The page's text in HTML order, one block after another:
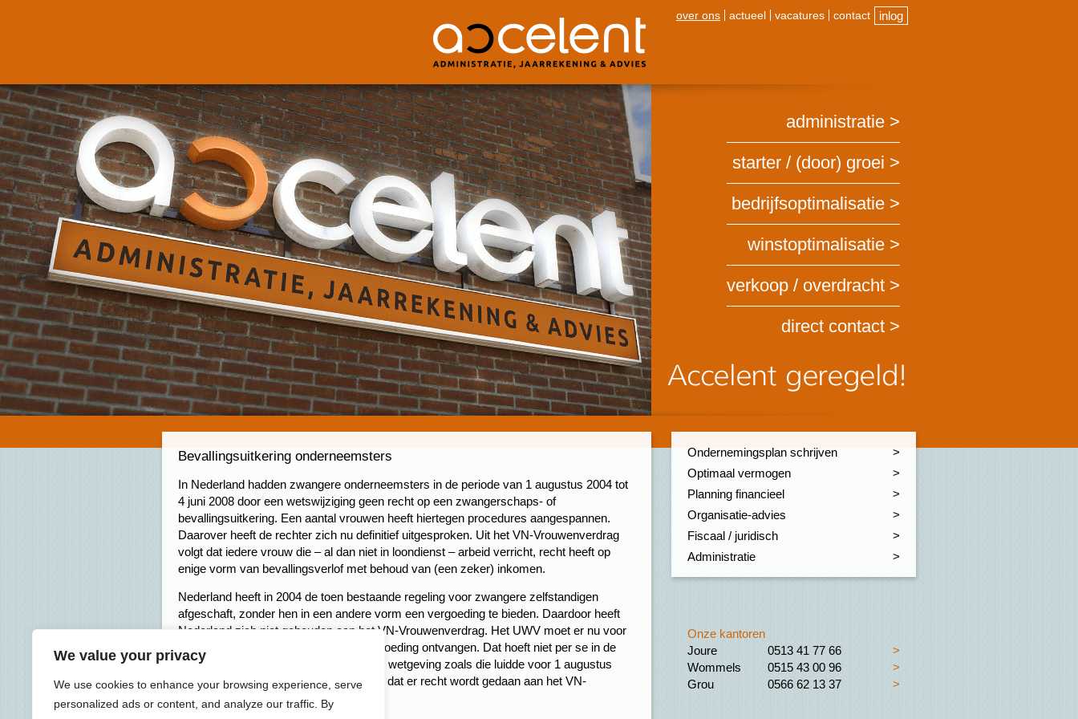
We value your privacy
We use cookies to enhance your browsing experience, serve
personalized ads or content, and analyze our traffic. By
inlog
over ons actueel vacatures contact
administratie
starter / (door) groei
bedrijfsoptimalisatie
winstoptimalisatie
verkoop / overdracht
direct contact
Bevallingsuitkering onderneemsters
In Nederland hadden zwangere onderneemsters in de periode van 1 augustus 2004 tot
4 juni 2008 door een wetswijziging geen recht op een zwangerschaps- of
bevallingsuitkering. Een aantal vrouwen heeft hiertegen procedures aangespannen.
Daarover heeft de rechter zich nu definitief uitgesproken. Uit het VN-Vrouwenverdrag
volgt dat iedere vrouw die – al dan niet in loondienst – arbeid verricht, recht heeft op
enige vorm van bevallingsverlof met behoud van (een zeker) inkomen.
Nederland heeft in 2004 de toen bestaande regeling voor zwangere zelfstandigen
afgeschaft, zonder hen in een andere vorm een vergoeding te bieden. Daardoor heeft
Nederland zich niet gehouden aan het VN-Vrouwenverdrag. Het UWV moet er nu voor
zorgen dat de vrouwen alsnog een vergoeding ontvangen. Dat hoeft niet per se in de
vorm van een uitkering op grond van de wetgeving zoals die luidde voor 1 augustus
2004 of vanaf 4 juni 2008. Van belang is dat er recht wordt gedaan aan het VN-
Vrouwenverdrag.
Ondernemingsplan schrijven
Optimaal vermogen
Planning financieel
Organisatie-advies
Fiscaal / juridisch
Administratie
Onze kantoren
Joure
0513 41 77 66
>
Wommels
0515 43 00 96
>
Grou
0566 62 13 37 >